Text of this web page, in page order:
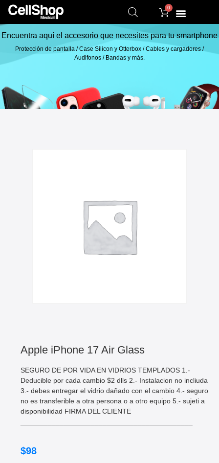
0
Encuentra aquí el accesorio que necesites para tu smartphone
Protección de pantalla / Case Silicon y Otterbox / Cables y cargadores /
Audifonos / Bandas y más.
Apple iPhone 17 Air Glass
SEGURO DE POR VIDA EN VIDRIOS TEMPLADOS 1.-
Deducible por cada cambio $2 dlls 2.- Instalacion no incliuda
3.- debes entregar el vidrio dañado con el cambio 4.- seguro
no es transferible a otra persona o a otro equipo 5.- sujeti a
disponibilidad FIRMA DEL CLIENTE
$98